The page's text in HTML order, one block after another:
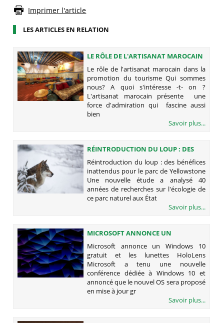
Imprimer l'article
LES ARTICLES EN RELATION
LE RÔLE DE L'ARTISANAT MAROCAIN
DANS LA PROMOTION DU TOURISME
Le rôle de l'artisanat marocain dans la
promotion du tourisme Qui sommes
nous? A quoi s'intéresse -t- on ?
L'artisanat marocain présente une
force d'admiration qui fascine aussi
bien
Savoir plus...
RÉINTRODUCTION DU LOUP : DES
BÉNÉFICES INATTENDUS POUR LE
PARC DE YELLOWSTONE
Réintroduction du loup : des bénéfices
inattendus pour le parc de Yellowstone
Une nouvelle étude a analysé 40
années de recherches sur l'écologie de
ce parc naturel aux État
Savoir plus...
MICROSOFT ANNONCE UN
WINDOWS 10 GRATUIT ET LES
LUNETTES HOLOLENS
Microsoft annonce un Windows 10
gratuit et les lunettes HoloLens
Microsoft a tenu une nouvelle
conférence dédiée à Windows 10 et
annoncé que le nouvel OS sera proposé
en mise à jour gr
Savoir plus...